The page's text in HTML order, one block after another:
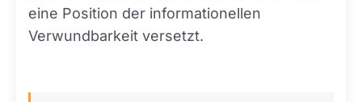
eine Position der informationellen
Verwundbarkeit versetzt.